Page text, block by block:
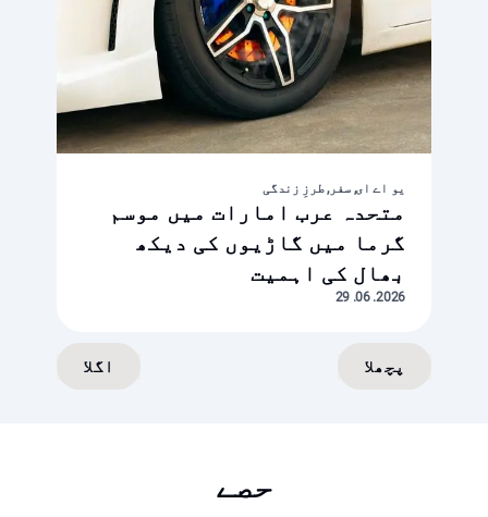
یو اے ای, سفر, طرزِ زندگی
متحدہ عرب امارات میں موسم
گرما میں گاڑیوں کی دیکھ
بھال کی اہمیت
2026. 06. 29
پچھلا اگلا
حصے